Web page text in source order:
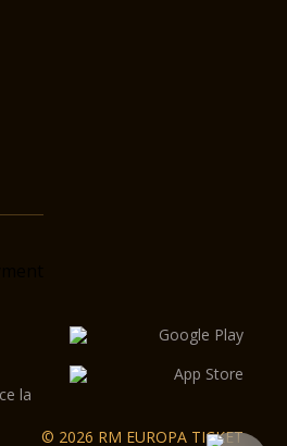
la
© 2026 RM EUROPA TICKET